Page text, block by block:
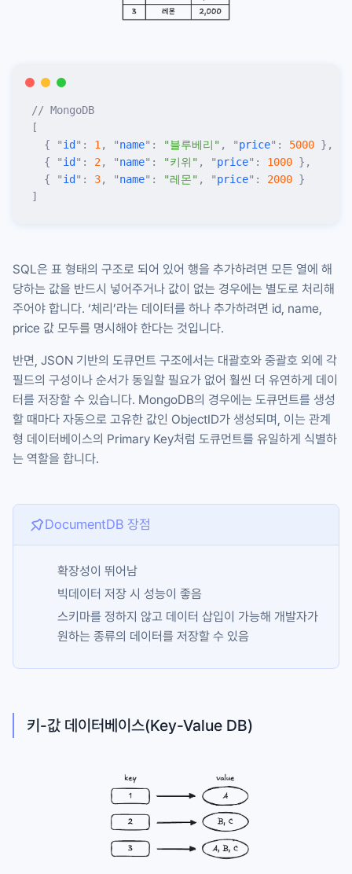
// MongoDB
[
  {
"id " : 1 , "name" : "블루베리 " , "price" : 5000 },
  {
"id " : 2 , "name" : "키위 " , "price" : 1000 },
  {
"id " : 3, "name" : "레몬" , "price" : 2000 }
]
SQL은 표 형태의 구조로 되어 있어 행을 추가하려면 모든 열에 해
당하는 값을 반드시 넣어주거나 값이 없는 경우에는 별도로 처리해
주어야 합니다. ‘체리’라는 데이터를 하나 추가하려면 id, name,
price 값 모두를 명시해야 한다는 것입니다.
반면, JSON 기반의 도큐먼트 구조에서는 대괄호와 중괄호 외에 각
필드의 구성이나 순서가 동일할 필요가 없어 훨씬 더 유연하게 데이
터를 저장할 수 있습니다. MongoDB의 경우에는 도큐먼트를 생성
할 때마다 자동으로 고유한 값인 ObjectID가 생성되며, 이는 관계
형 데이터베이스의 Primary Key처럼 도큐먼트를 유일하게 식별하
는 역할을 합니다.
DocumentDB 장점
확장성이 뛰어남
빅데이터 저장 시 성능이 좋음
스키마를 정하지 않고 데이터 삽입이 가능해 개발자가
원하는 종류의 데이터를 저장할 수 있음
키-값 데이터베이스(Key-Value DB)